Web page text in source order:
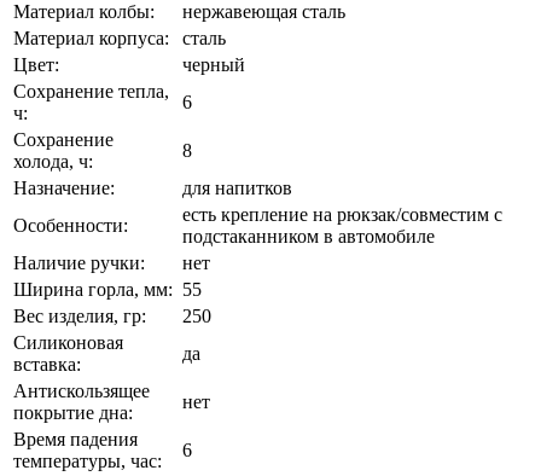
Материал колбы:
нержавеющая сталь
Материал корпуса:
сталь
Цвет:
черный
Сохранение тепла,
ч:
6
Сохранение
холода, ч:
8
Назначение:
для напитков
Особенности:
есть крепление на рюкзак/совместим с
подстаканником в автомобиле
Наличие ручки:
нет
Ширина горла, мм: 55
Вес изделия, гр:
250
Силиконовая
вставка:
да
Антискользящее
покрытие дна:
нет
Время падения
температуры, час:
6